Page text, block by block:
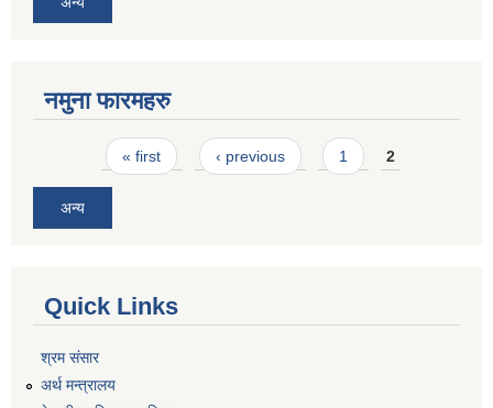
नमुना फारमहरु
Pages« first ‹ previous 1 2
अन्य
Quick Links
श्रम संसार
अर्थ मन्त्रालय